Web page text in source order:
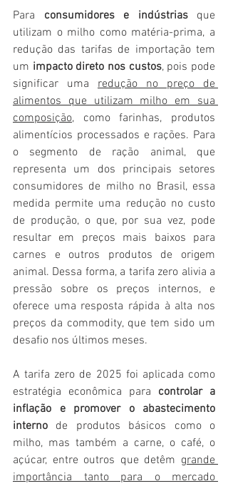
Para consumidores e indústrias que
utilizam o milho como matéria-prima, a
redução das tarifas de importação tem
um impacto direto nos custos, pois pode
significar uma redução no preço de
alimentos que utilizam milho em sua
composição, como farinhas, produtos
alimentícios processados e rações. Para
o segmento de ração animal, que
representa um dos principais setores
consumidores de milho no Brasil, essa
medida permite uma redução no custo
de produção, o que, por sua vez, pode
resultar em preços mais baixos para
carnes e outros produtos de origem
animal. Dessa forma, a tarifa zero alivia a
pressão sobre os preços internos, e
oferece uma resposta rápida à alta nos
preços da commodity, que tem sido um
desafio nos últimos meses.
A tarifa zero de 2025 foi aplicada como
estratégia econômica para controlar a
inflação e promover o abastecimento
interno de produtos básicos como o
milho, mas também a carne, o café, o
açúcar, entre outros que detêm grande
importância tanto para o mercado